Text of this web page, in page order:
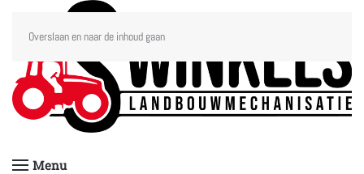
Overslaan en naar de inhoud gaan
Menu